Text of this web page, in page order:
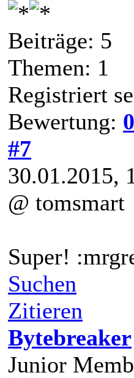
Beiträge: 5
Themen: 1
Registriert
Bewertung: 0
#7
30.01.2015,
@ tomsmart
Super!
Suchen
Zitieren
Bytebreaker
Junior